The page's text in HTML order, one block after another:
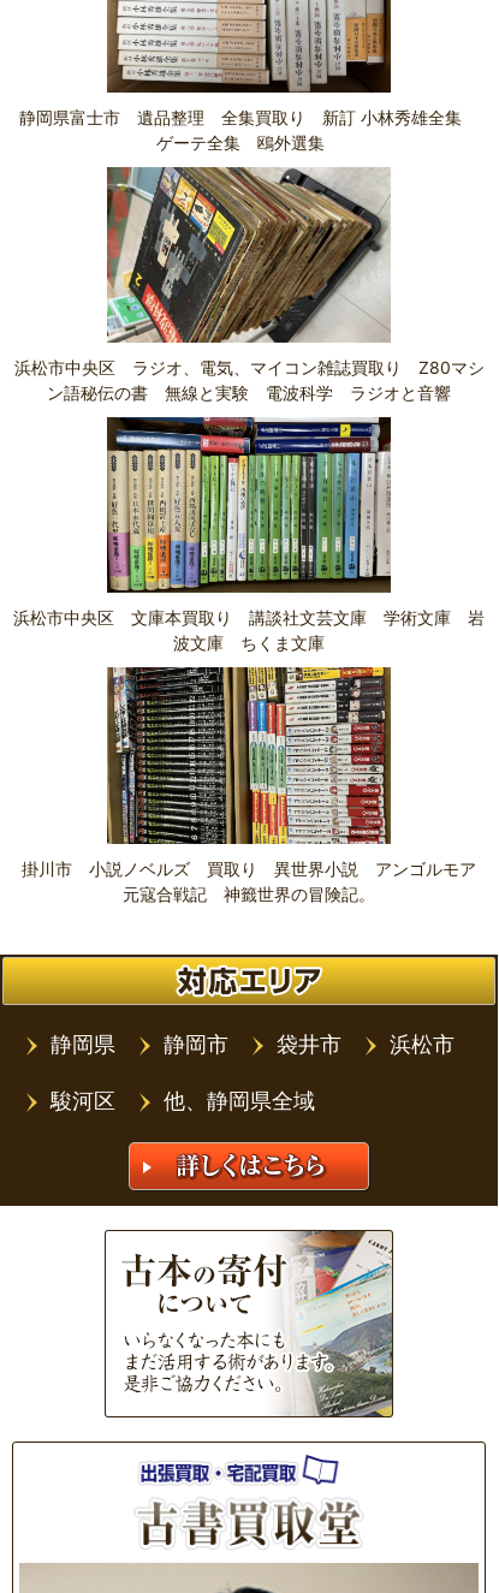
静岡県富士市 遺品整理 全集買取り 新訂 小林秀雄全集
ゲーテ全集 鴎外選集
浜松市中央区 ラジオ、電気、マイコン雑誌買取り Z80マシ
ン語秘伝の書 無線と実験 電波科学 ラジオと音響
浜松市中央区 文庫本買取り 講談社文芸文庫 学術文庫 岩
波文庫 ちくま文庫
掛川市 小説ノベルズ 買取り 異世界小説 アンゴルモア
元寇合戦記 神籤世界の冒険記。
静岡県 静岡市 袋井市 浜松市
駿河区 他、静岡県全域